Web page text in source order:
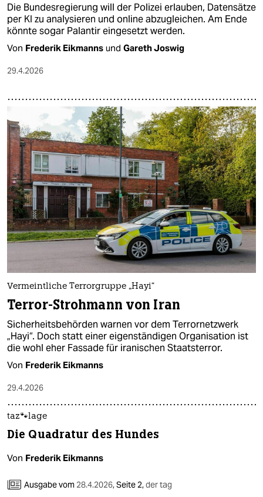
Die Bundesregierung will der Polizei erlauben, Datensätze
per KI zu analysieren und online abzugleichen. Am Ende
könnte sogar Palantir eingesetzt werden.
Von Frederik Eikmanns und Gareth Joswig
29.4.2026
Vermeintliche Terrorgruppe „Hayi“
Terror-Strohmann von Iran
Sicherheitsbehörden warnen vor dem Terrornetzwerk
„Hayi“. Doch statt einer eigenständigen Organisation ist
die wohl eher Fassade für iranischen Staatsterror.
Von Frederik Eikmanns
29.4.2026
taz🐾lage
Die Quadratur des Hundes
Von Frederik Eikmanns
Ausgabe vom 28.4.2026,Seite 2,der tag